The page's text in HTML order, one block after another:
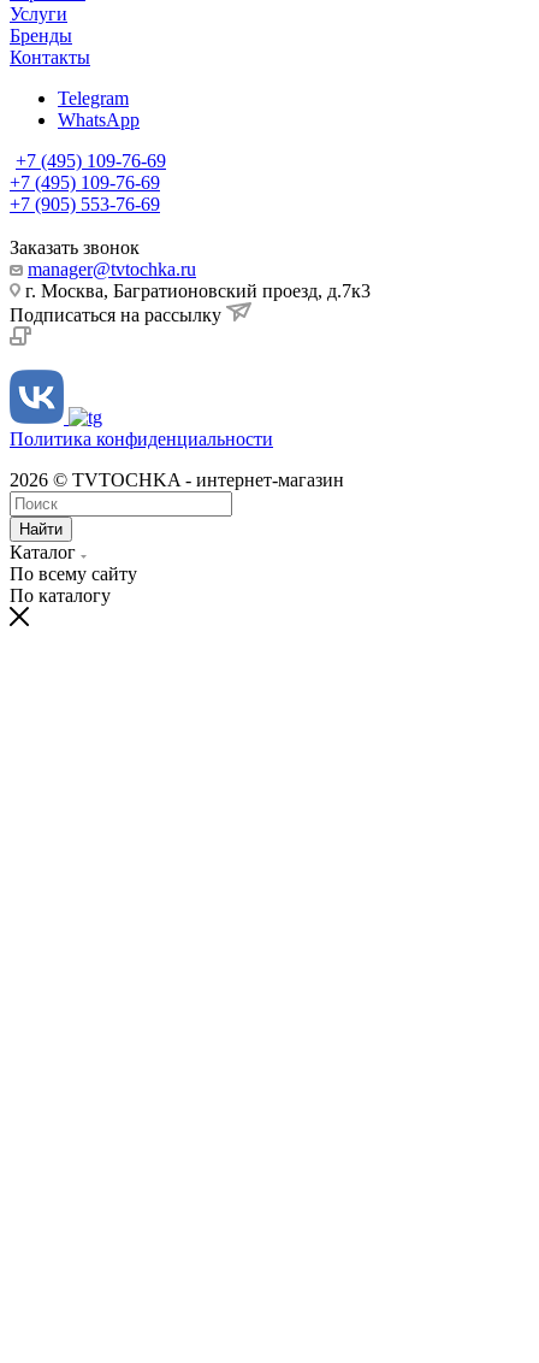
Услуги
Бренды
Контакты
Telegram
WhatsApp
+7 (495) 109-76-69
+7 (495) 109-76-69
+7 (905) 553-76-69
Заказать звонок
manager@tvtochka.ru
г. Москва, Багратионовский проезд, д.7к3
Подписаться на рассылку
Политика конфиденциальности
2026 © TVTOCHKA - интернет-магазин
Найти
Каталог
По всему сайту
По каталогу